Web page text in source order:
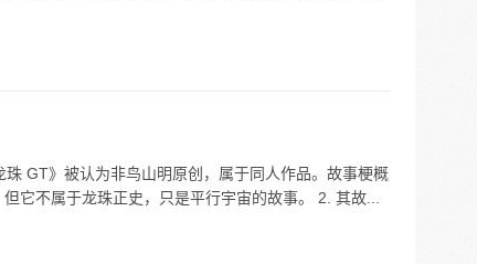
GT》被认为非鸟山明原创，属于同人作品。故事梗概
它不属于龙珠正史，只是平行宇宙的故事。 2. 其故...